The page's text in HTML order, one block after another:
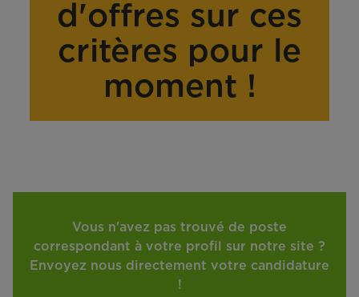
d'offres sur ces
critères pour le
moment !
Vous n'avez pas trouvé de poste
correspondant à votre profil sur notre site ?
Envoyez nous directement votre candidature
!